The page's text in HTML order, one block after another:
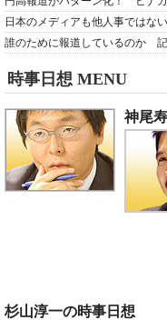
日本のメディアも他人事ではな
誰のために報道しているのか
時事日想 MENU
神尾
杉山淳一の時事日想